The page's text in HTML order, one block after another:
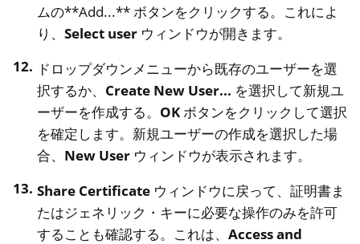
ムの**Add...** ボタンをクリックする。これによ
り、 Select user ウィンドウが開きます。
ドロップダウンメニューから既存のユーザーを選
択するか、 Create New User... を選択して新規ユ
ーザーを作成する。 OK ボタンをクリックして選択
を確定します。新規ユーザーの作成を選択した場
合、 New User ウィンドウが表示されます。
Share Certificate ウィンドウに戻って、証明書ま
たはジェネリック・キーに必要な操作のみを許可
することも確認する。これは、 Access and